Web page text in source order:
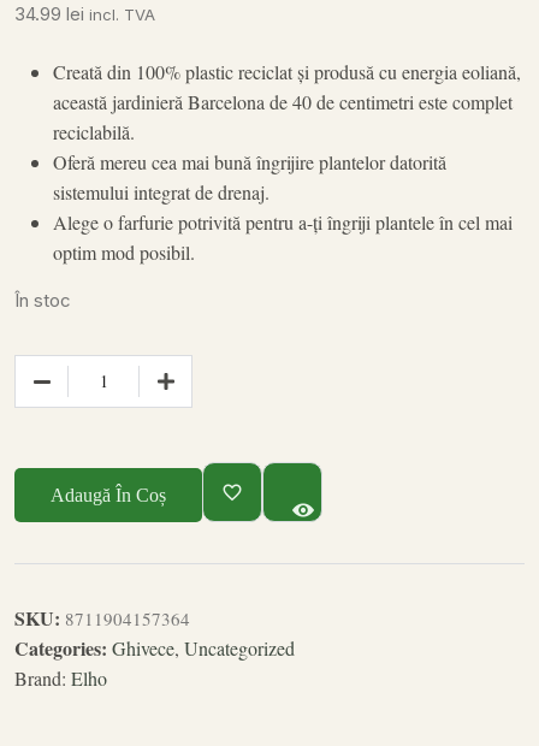
34.99 lei incl. TVA
Creată din 100% plastic reciclat și produsă cu energia eoliană,
această jardinieră Barcelona de 40 de centimetri este complet
reciclabilă.
Oferă mereu cea mai bună îngrijire plantelor datorită
sistemului integrat de drenaj.
Alege o farfurie potrivită pentru a-ți îngriji plantele în cel mai
optim mod posibil.
În stoc
Adaugă În Coș
SKU: 8711904157364
Categories: Ghivece, Uncategorized
Brand: Elho